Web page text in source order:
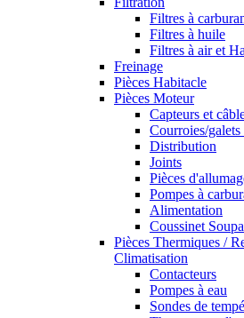
Filtres à
Filtres à huile
Filtres à air et
Freinage
Pièces Habitacle
Pièces Moteur
Capteurs et
Courroies/galets
Distribution
Joints
Pièces
Pompes à
Alimentation
Coussinet
Pièces Thermiques /
Climatisation
Contacteurs
Pompes à eau
Sondes de